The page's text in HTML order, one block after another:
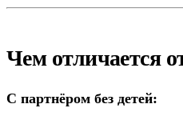
Чем отличается
С партнёром без детей: